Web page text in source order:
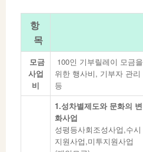
항
목
모금
사업
비
100인 기부릴레이 모금을
위한 행사비, 기부자 관리
등
1.성차별제도와 문화의 변
화사업
성평등사회조성사업,수시
지원사업,미투지원사업